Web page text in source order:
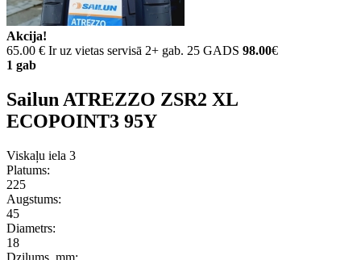
Akcija!
65.00 € Ir uz vietas servisā 2+ gab. 25 GADS 98.00€
1 gab
Sailun ATREZZO ZSR2 XL
ECOPOINT3 95Y
Viskaļu iela 3
Platums:
225
Augstums:
45
Diametrs:
18
Dziļums, mm: